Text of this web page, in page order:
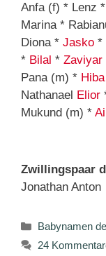
Anfa (f) * Lenz
Marina *
Diona * Jasko *
* Bilal * Zaviyar
Pana (m) * Hiba
Nathanael
Elior
Mukund (m) *
Zwillingspaar
Jonathan Anton
Kategorien
Babynamen
24